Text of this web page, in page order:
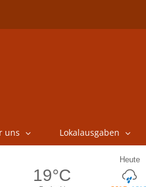
uns Lokalausgaben